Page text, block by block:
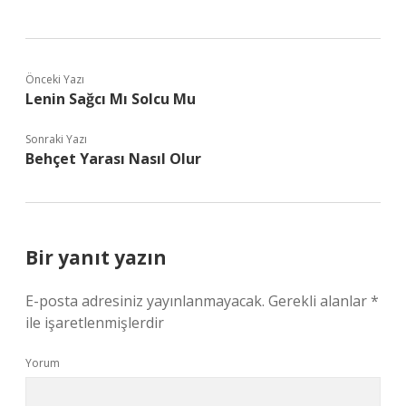
Önceki Yazı
Lenin Sağcı Mı Solcu Mu
Sonraki Yazı
Behçet Yarası Nasıl Olur
Bir yanıt yazın
E-posta adresiniz yayınlanmayacak. Gerekli alanlar*
ile işaretlenmişlerdir
Yorum